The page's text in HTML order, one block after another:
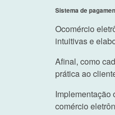
Sistema de
Ocomércio
intuitivas e
Afinal, como
prática ao
Implementação
comércio